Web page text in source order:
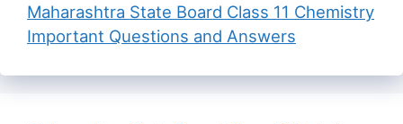
Maharashtra State Board Class 11 Chemistry
Important Questions and Answers